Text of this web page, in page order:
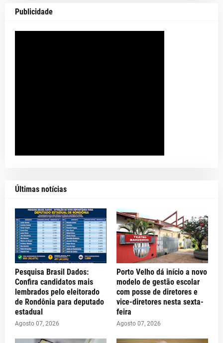
Publicidade
Últimas notícias
Pesquisa Brasil Dados:
Confira candidatos mais
lembrados pelo eleitorado
de Rondônia para deputado
estadual
Agosto 07, 2026
Porto Velho dá início a novo
modelo de gestão escolar
com posse de diretores e
vice-diretores nesta sexta-
feira
Agosto 07, 2026